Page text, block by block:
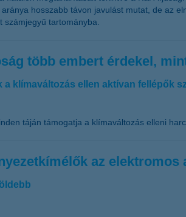
hosszabb távon javulást mutat, de az
tartományba.
több embert érdekel,
klímaváltozás ellen aktívan fellépők
táján támogatja a klímaváltozás elleni
az elektromos